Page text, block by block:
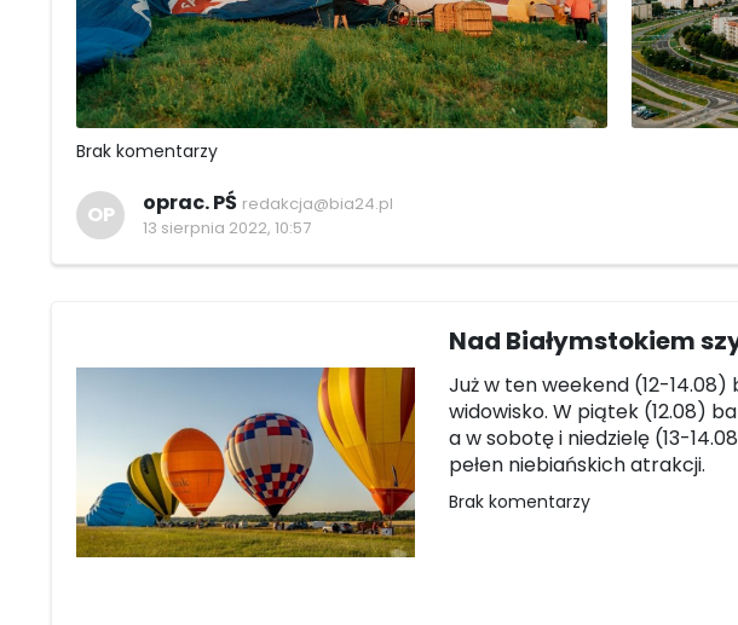
Brak komentarzy
OP oprac. PŚ redakcja@bia24.pl
13 sierpnia 2022, 10:57
Nad Białymstokiem
Już w ten weekend (12-
widowisko. W piątek (12.08)
a w sobotę i niedzielę (13-
pełen niebiańskich atrakcji.
Brak komentarzy